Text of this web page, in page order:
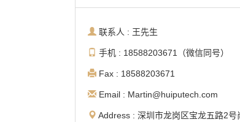
联系人 : 王先生
手机 : 18588203671（微信同号）
Fax : 18588203671
Email : Martin@huiputech.com
Address : 深圳市龙岗区宝龙五路2号